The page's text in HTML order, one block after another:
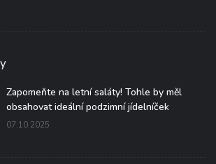
Zapomeňte na letní saláty! Tohle by měl
obsahovat ideální podzimní jídelníček
07.10.2025